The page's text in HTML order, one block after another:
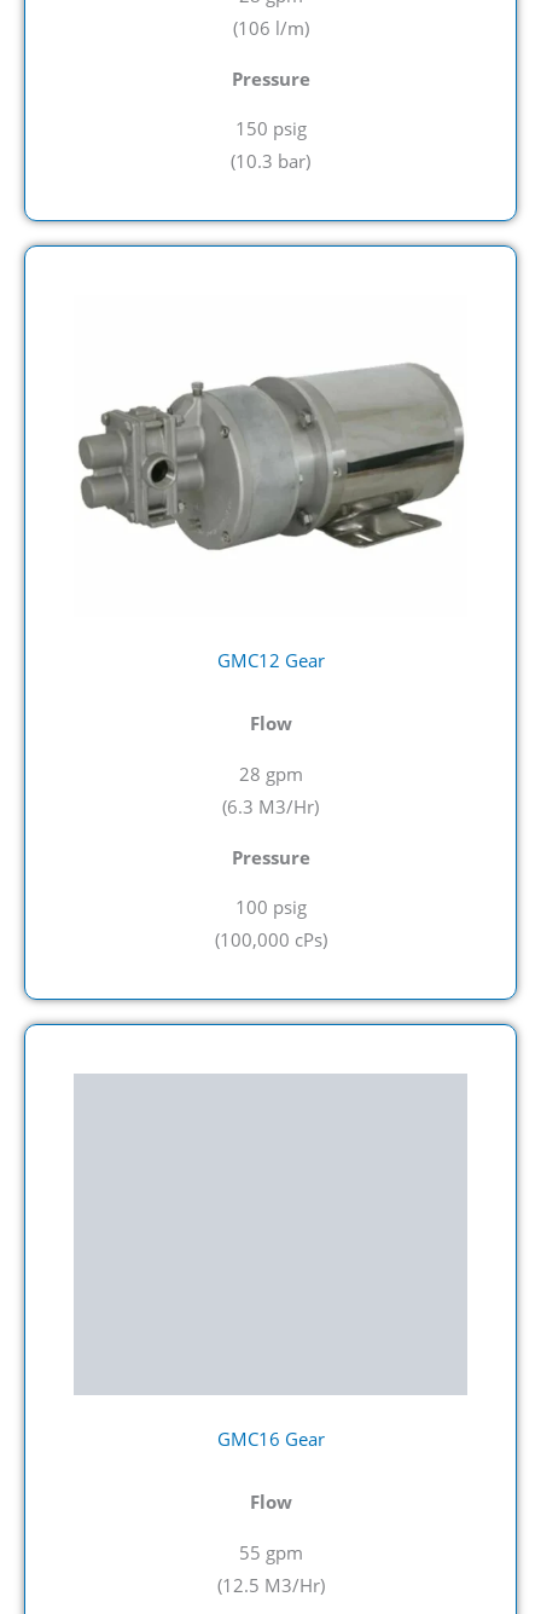
(106 l/m)
Pressure
150 psig
(10.3 bar)
GMC12 Gear
Flow
28 gpm
(6.3 M3/Hr)
Pressure
100 psig
(100,000 cPs)
GMC16 Gear
Flow
55 gpm
(12.5 M3/Hr)